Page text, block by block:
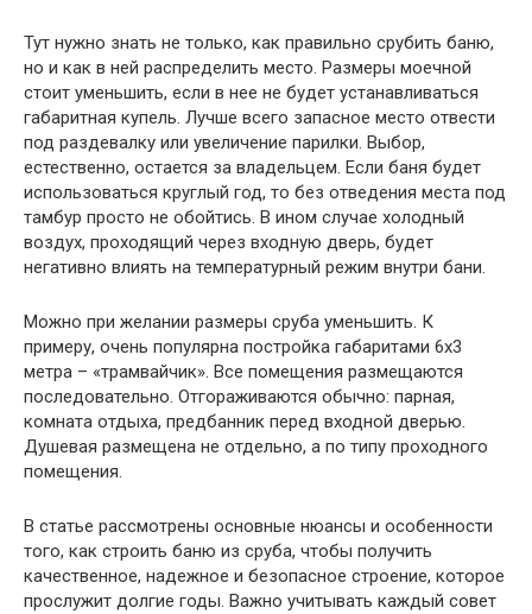
Тут нужно знать не только, как правильно срубить баню,
но и как в ней распределить место. Размеры моечной
стоит уменьшить, если в нее не будет устанавливаться
габаритная купель. Лучше всего запасное место отвести
под раздевалку или увеличение парилки. Выбор,
естественно, остается за владельцем. Если баня будет
использоваться круглый год, то без отведения места под
тамбур просто не обойтись. В ином случае холодный
воздух, проходящий через входную дверь, будет
негативно влиять на температурный режим внутри бани.
Можно при желании размеры сруба уменьшить. К
примеру, очень популярна постройка габаритами 6х3
метра – «трамвайчик». Все помещения размещаются
последовательно. Отгораживаются обычно: парная,
комната отдыха, предбанник перед входной дверью.
Душевая размещена не отдельно, а по типу проходного
помещения.
В статье рассмотрены основные нюансы и особенности
того, как строить баню из сруба, чтобы получить
качественное, надежное и безопасное строение, которое
прослужит долгие годы. Важно учитывать каждый совет